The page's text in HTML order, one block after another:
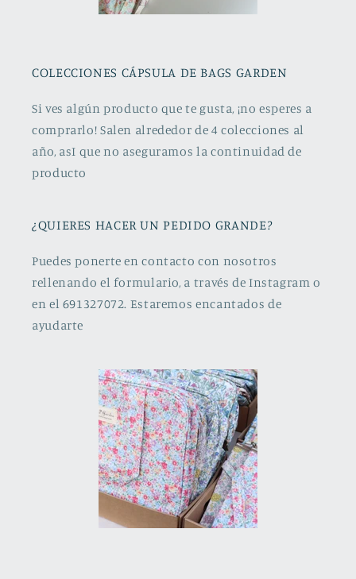
COLECCIONES CÁPSULA DE BAGS GARDEN
Si ves algún producto que te gusta, ¡no esperes a
comprarlo! Salen alrededor de 4 colecciones al
año, asI que no aseguramos la continuidad de
producto
¿QUIERES HACER UN PEDIDO GRANDE?
Puedes ponerte en contacto con nosotros
rellenando el formulario, a través de Instagram o
en el 691327072. Estaremos encantados de
ayudarte